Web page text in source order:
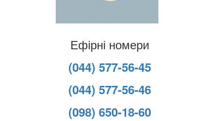
Ефірні номери
(044) 577-56-45
(044) 577-56-46
(098) 650-18-60